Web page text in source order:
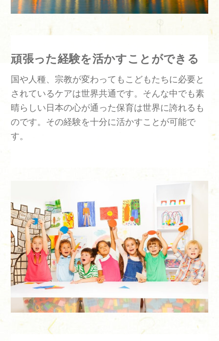
頑張った経験を活かすことができる
国や人種、宗教が変わってもこどもたちに必要と
されているケアは世界共通です。そんな中でも素
晴らしい日本の心が通った保育は世界に誇れるも
のです。その経験を十分に活かすことが可能で
す。